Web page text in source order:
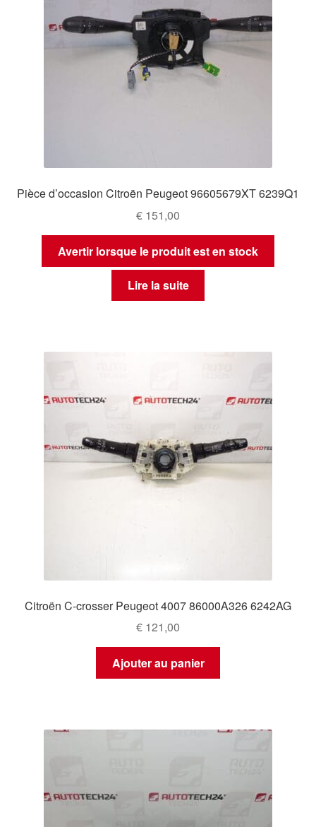
Pièce d’occasion Citroën Peugeot 96605679XT 6239Q1
€ 151,00
Avertir lorsque le produit est en stock
Lire la suite
Citroën C-crosser Peugeot 4007 86000A326 6242AG
€ 121,00
Ajouter au panier